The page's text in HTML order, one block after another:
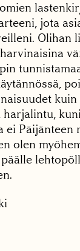
jota
Olihan
harjalintu,
ei Päijänteen
olen